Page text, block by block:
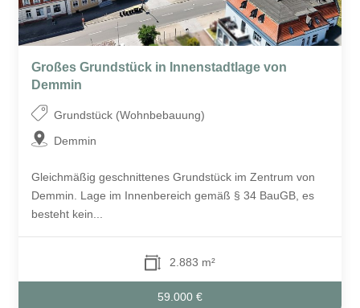
Großes Grundstück in Innenstadtlage von
Demmin
Grundstück (Wohnbebauung)
Demmin
Gleichmäßig geschnittenes Grundstück im Zentrum von
Demmin. Lage im Innenbereich gemäß § 34 BauGB, es
besteht kein...
2.883 m²
59.000 €